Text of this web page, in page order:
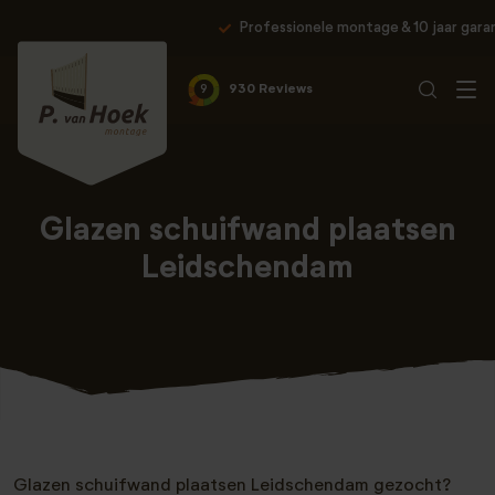
Professionele montage & 10 jaar garantie
9 930 Reviews
Glazen schuifwand plaatsen
Leidschendam
Glazen schuifwand plaatsen Leidschendam gezocht?